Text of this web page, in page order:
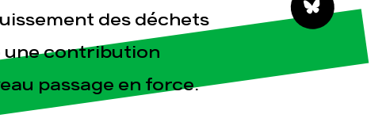
des déchets
une contribution
passage en force.